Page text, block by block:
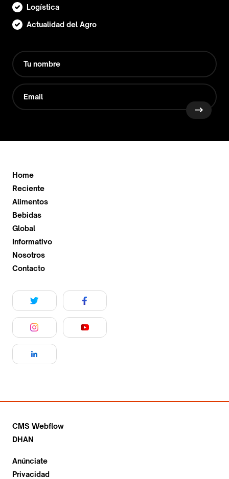
Logística
Actualidad del Agro
Home
Reciente
Alimentos
Bebidas
Global
Informativo
Nosotros
Contacto
CMS Webflow
DHAN
Anúnciate
Privacidad